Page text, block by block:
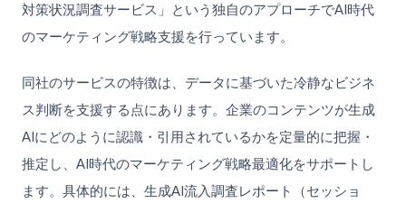
対策状況調査サービス」という独自のアプローチでAI時代
のマーケティング戦略支援を行っています。
同社のサービスの特徴は、データに基づいた冷静なビジネ
ス判断を支援する点にあります。企業のコンテンツが生成
AIにどのように認識・引用されているかを定量的に把握・
推定し、AI時代のマーケティング戦略最適化をサポートし
ます。具体的には、生成AI流入調査レポート（セッショ